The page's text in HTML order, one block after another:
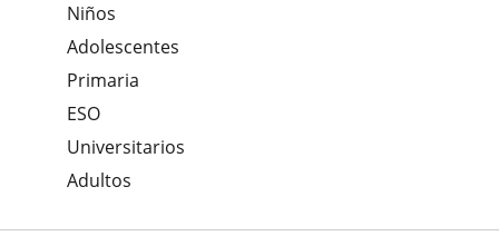
Niños
Adolescentes
Primaria
ESO
Universitarios
Adultos